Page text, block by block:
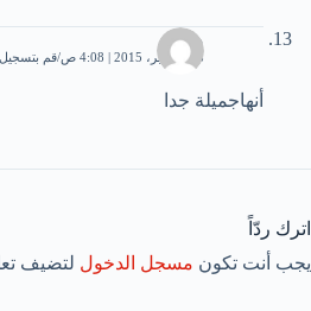
محمد
28 سبتمبر، 2015 | 4:08 ص قم بتسجيل
أنهاجميلة جدا
اترك ردّاً
يجب أنت تكون مسجل الدخول لتضيف